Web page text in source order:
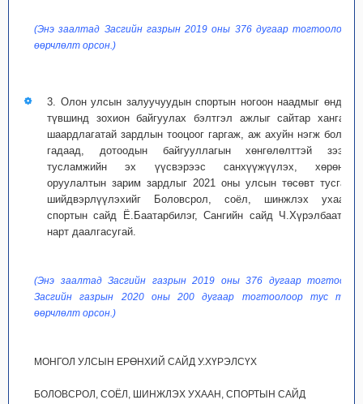
(Энэ заалтад Засгийн газрын 2019 оны 376 дугаар тогтоолоор
өөрчлөлт орсон.)
3. Олон улсын залуучуудын спортын ногоон наадмыг өндөр
түвшинд зохион байгуулах бэлтгэл ажлыг сайтар ханган,
шаардлагатай зардлын тооцоог гаргаж, аж ахуйн нэгж болон
гадаад, дотоодын байгууллагын хөнгөлөлттэй зээл,
тусламжийн эх үүсвэрээс санхүүжүүлэх, хөрөнгө
оруулалтын зарим зардлыг 2021 оны улсын төсөвт тусгаж
шийдвэрлүүлэхийг Боловсрол, соёл, шинжлэх ухаан,
спортын сайд Ё.Баатарбилэг, Сангийн сайд Ч.Хүрэлбаатар
нарт даалгасугай.
(Энэ заалтад Засгийн газрын 2019 оны 376 дугаар тогтоол,
Засгийн газрын 2020 оны 200 дугаар тогтоолоор тус тус
өөрчлөлт орсон.)
МОНГОЛ УЛСЫН ЕРӨНХИЙ САЙД У.ХҮРЭЛСҮХ
БОЛОВСРОЛ, СОЁЛ, ШИНЖЛЭХ УХААН, СПОРТЫН САЙД